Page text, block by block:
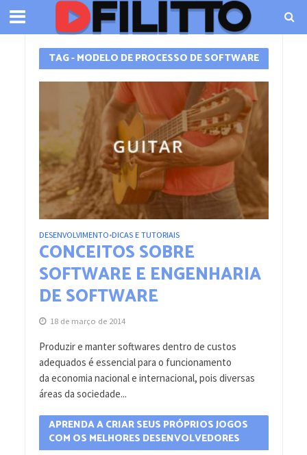
TAG - MODELO DE PROCESSO DE SOFTWARE
DESENVOLVIMENTO•DICAS E TUTORIAIS
CONCEITOS SOBRE
SOFTWARE E ENGENHARIA
DE SOFTWARE
18 de março de 2014
Produzir e manter softwares dentro de custos
adequados é essencial para o funcionamento
da economia nacional e internacional, pois diversas
áreas da sociedade...
APRENDA A CRIAR SEUS PRÓPRIOS JOGOS
COM OS MELHORES DESENVOLVEDORES